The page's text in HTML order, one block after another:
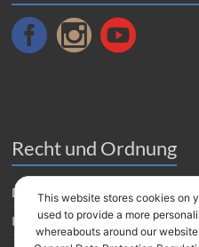
Recht und Ordnung
Datenverarbeitung
Impressum
This website stores cookies on
used to provide a more
whereabouts around our